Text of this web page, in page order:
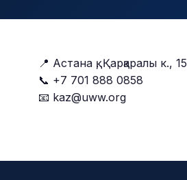
📍 Астана қ, Қарқаралы к., 15
📞 +7 701 888 0858
📧 kaz@uww.org